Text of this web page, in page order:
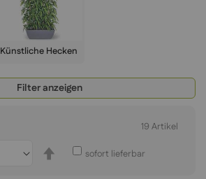
Künstliche Hecken
Filter anzeigen
19 Artikel
absteigender
sofort lieferbar